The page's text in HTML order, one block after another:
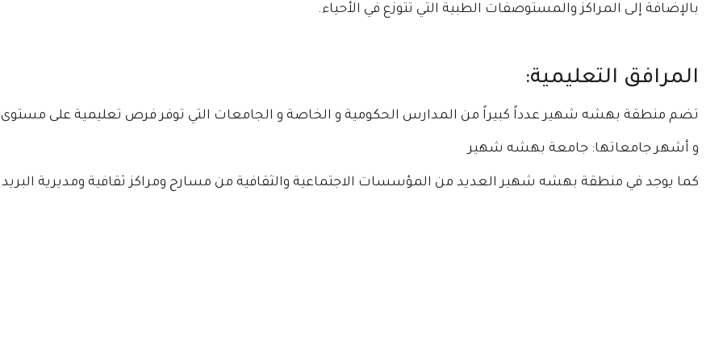
بالإضافة إلى المراكز والمستوصفات الطبية التي تتوزع في الأحياء.
المرافق التعليمية:
تضم منطقة بهشه شهير عدداً كبيراً من المدارس الحكومية و الخاصة و الجامعات التي توفر فرص تعليمية على
و أشهر جامعاتها: جامعة بهشه شهير
كما يوجد في منطقة بهشه شهير العديد من المؤسسات الاجتماعية والثقافية من مسارح ومراكز ثقافية ومديرية